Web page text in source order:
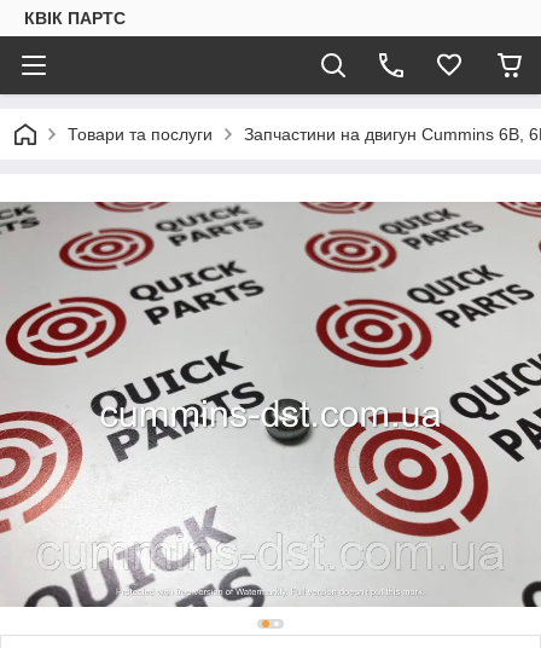
КВІК ПАРТС
Товари та послуги Запчастини на двигун Cummins 6B,